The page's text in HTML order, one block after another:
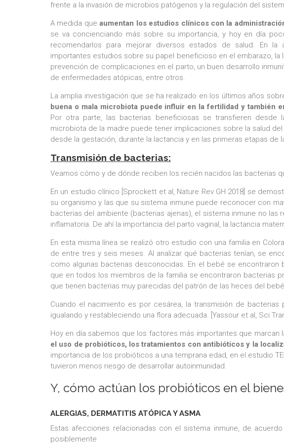
frente a la invasión de microbios patógenos y la regulación del
A medida queaumentan los estudios clínicos con la
se va concienciando más sobre su importancia, y hoy en día
recomendarlos para mejorar diversos estados de salud. En
importantes estudios sobre su papel beneficioso en el embarazo, la
prevención de complicaciones en el parto, un buen desarrollo
de enfermedades atópicas, entre otros.
La amplia investigación que se ha realizado en los últimos años
buena o mala microbiota puede influir en la fertilidad y también
Por otra parte, las bacterias beneficiosas se transfieren desde
microbiota de la madre puede tener implicaciones sobre la salud
desde la gestación, durante la lactancia y en las primeras etapas de
Transmisión de bacterias:
Veamos cómo y de dónde reciben los recién nacidos las bacterias
En un estudio clínico [Sprockett et al, Nature Rev GH 2018] se
su organismo y las que su sistema inmune puede reconocer con
bacterias del ambiente (bacterias ajenas), el sistema inmune no
inflamatoria. De ahí la importancia del parto vaginal, la lactancia
En esta misma línea se realizó otro estudio con una familia en
de entre tres y seis meses. Al analizar qué bacterias tenían, se
como algunas bacterias desconocidas. En el bebé se
que en todos los miembros de la familia se encontraron bacterias
que tienen bacterias muy parecidas del patrón de las heces del
Cuando el nacimiento es por cesárea, la transmisión de
igualando y restableciendo una flora adecuada. [Yassour et al, Sci
Hoy en día sabemos que los factores más importantes que
el uso de probióticos, los tratamientos con antibióticos y la
importancia de los probióticos a una temprana edad, en el estudio
tuvieron menos riesgo de desarrollar autoinmunidad.
Y, cómo actúan los probióticos en el
ALERGIAS, DERMATITIS ATÓPICA Y ASMA
Estas afecciones relacionadas con el sistema inmune, de
posiblemente